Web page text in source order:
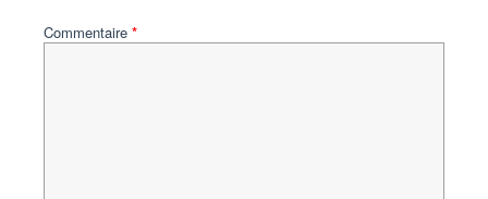
Commentaire *